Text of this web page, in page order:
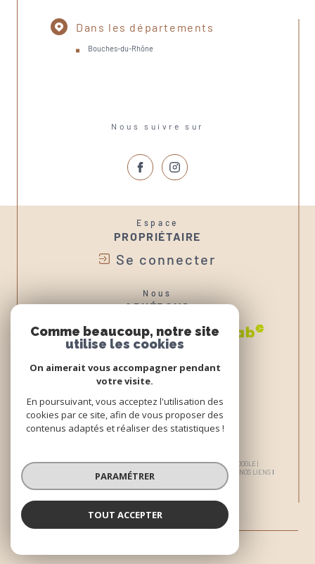
Dans les départements
Bouches-du-Rhône
Nous suivre sur
Espace
PROPRIÉTAIRE
Se connecter
Nous
ADHÉRONS
© 2026 | TOUS DROITS RÉSERVÉS | TRADUCTION POWERED BY GOOGLE |
PLAN DU SITE MENTIONS LÉGALES ADMIN
NOS LIENS
POLITIQUE RGPD
Comme beaucoup, notre site
utilise les cookies
On aimerait vous accompagner pendant
votre visite.
En poursuivant, vous acceptez l'utilisation des
cookies par ce site, afin de vous proposer des
contenus adaptés et réaliser des statistiques !
PARAMÉTRER
TOUT ACCEPTER